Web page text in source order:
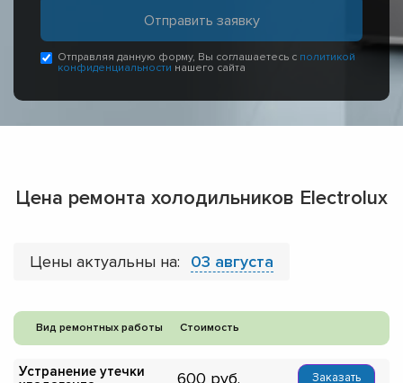
Отправляя данную форму, Вы соглашаетесь с политикой
конфиденциальности нашего сайта
Цена ремонта холодильников Electrolux
Цены актуальны на: 03 августа
Вид ремонтных работы Стоимость
Устранение утечки
600 Заказать